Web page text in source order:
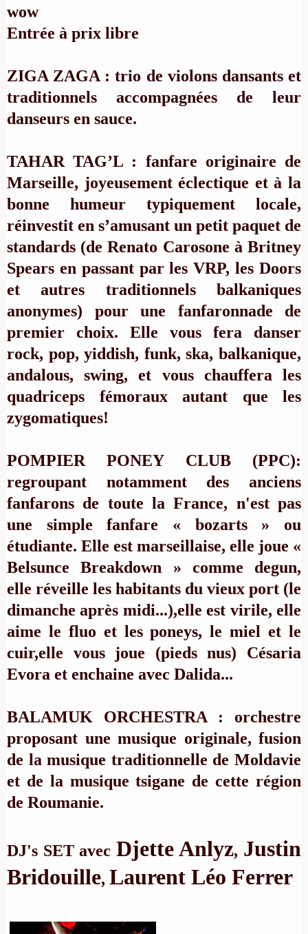
wow
Entrée à prix libre
ZIGA ZAGA : trio de violons dansants et
traditionnels accompagnées de leur
danseurs en sauce.
TAHAR TAG’L : fanfare originaire de
Marseille, joyeusement éclectique et à la
bonne humeur typiquement locale,
réinvestit en s’amusant un petit paquet de
standards (de Renato Carosone à Britney
Spears en passant par les VRP, les Doors
et autres traditionnels balkaniques
anonymes) pour une fanfaronnade de
premier choix. Elle vous fera danser
rock, pop, yiddish, funk, ska, balkanique,
andalous, swing, et vous chauffera les
quadriceps fémoraux autant que les
zygomatiques!
POMPIER PONEY CLUB (PPC):
regroupant notamment des anciens
fanfarons de toute la France, n'est pas
une simple fanfare « bozarts » ou
étudiante. Elle est marseillaise, elle joue «
Belsunce Breakdown » comme degun,
elle réveille les habitants du vieux port (le
dimanche après midi...),elle est virile, elle
aime le fluo et les poneys, le miel et le
cuir,elle vous joue (pieds nus) Césaria
Evora et enchaine avec Dalida...
BALAMUK ORCHESTRA : orchestre
proposant une musique originale, fusion
de la musique traditionnelle de Moldavie
et de la musique tsigane de cette région
de Roumanie.
DJ's SET avec Djette Anlyz, Justin
Bridouille, Laurent Léo Ferrer